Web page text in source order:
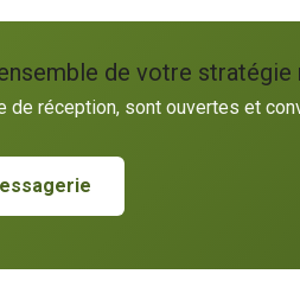
de votre stratégie
de réception, sont ouvertes et